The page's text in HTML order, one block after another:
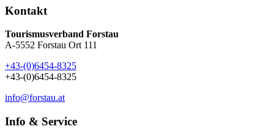
Kontakt
Tourismusverband Forstau
A-5552 Forstau Ort 111
+43-(0)6454-8325
+43-(0)6454-8325
info@forstau.at
Info & Service